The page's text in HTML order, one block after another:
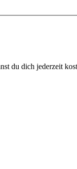
du dich jederzeit